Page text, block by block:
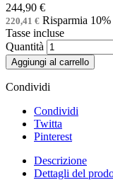
244,90 €
220,41 € Risparmia 10%
Tasse incluse
Quantità
Aggiungi al carrello
Condividi
Condividi
Twitta
Pinterest
Descrizione
Dettagli del